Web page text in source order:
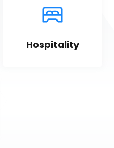
Hospitality